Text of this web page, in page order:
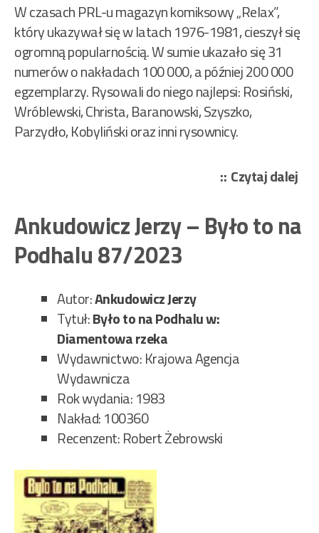
W czasach PRL-u magazyn komiksowy „Relax”,
który ukazywał się w latach 1976-1981, cieszył się
ogromną popularnością. W sumie ukazało się 31
numerów o nakładach 100 000, a później 200 000
egzemplarzy. Rysowali do niego najlepsi: Rosiński,
Wróblewski, Christa, Baranowski, Szyszko,
Parzydło, Kobyliński oraz inni rysownicy.
Czytaj dalej
Ankudowicz Jerzy – Było to na
Podhalu 87/2023
Autor:Ankudowicz Jerzy
Tytuł:Było to na Podhalu w:
Diamentowa rzeka
Wydawnictwo: Krajowa Agencja
Wydawnicza
Rok wydania: 1983
Nakład: 100360
Recenzent: Robert Żebrowski